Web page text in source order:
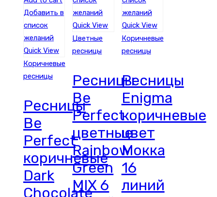
Добавить в
список
желаний
Quick View
Коричневые
ресницы
Ресницы
Be
Perfect
коричневые
Dark
Chocolate
желаний
Quick View
Цветные
ресницы
Ресницы
Be
Perfect
цветные
Rainbow
Green
MIX 6
желаний
Quick View
Коричневые
ресницы
Ресницы
Enigma
коричневые
цвет
Мокка
16
линий